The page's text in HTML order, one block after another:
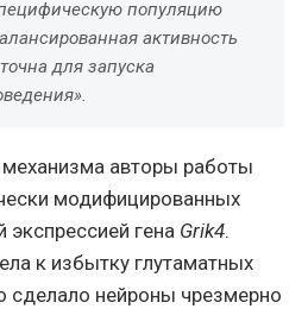
популяцию
активность
для запуска
авторы работы
модифицированных
гена Grik4.
к избытку глутаматных
сделало нейроны чрезмерно